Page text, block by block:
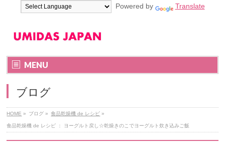
Powered by Translate
MENU
ブログ
HOME » ブログ » 食品乾燥機 de レシピ »
食品乾燥機 de レシピ ： ヨーグルト戻し☆乾燥きのこでヨーグルト炊き込みご飯